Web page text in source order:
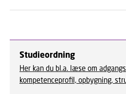
Studieordning
Her kan du bl.a. læse om
kompetenceprofil, opbygning,